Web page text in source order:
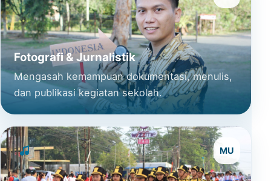
Fotografi & Jurnalistik
Mengasah kemampuan dokumentasi, menulis,
dan publikasi kegiatan sekolah.
MU